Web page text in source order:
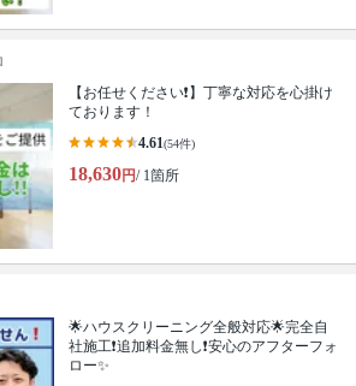
【お任せください❗️】丁寧な対応を心掛け
ております！
4.61(54件)
18,630円/ 1箇所
🌟ハウスクリーニング全般対応🌟完全自
社施工❗️追加料金無し❗️安心のアフターフォ
ロー✨